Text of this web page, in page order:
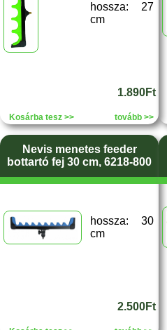
hossza: 27
cm
1.890Ft
Kosárba tesz >> tovább >>
Nevis menetes feeder
bottartó fej 30 cm, 6218-800
hossza: 30
cm
2.500Ft